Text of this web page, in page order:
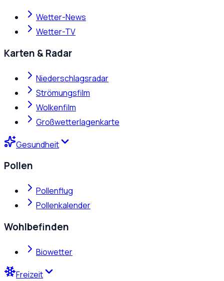
Wetter-News
Wetter-TV
Karten & Radar
Niederschlagsradar
Strömungsfilm
Wolkenfilm
Großwetterlagenkarte
Gesundheit
Pollen
Pollenflug
Pollenkalender
Wohlbefinden
Biowetter
Freizeit